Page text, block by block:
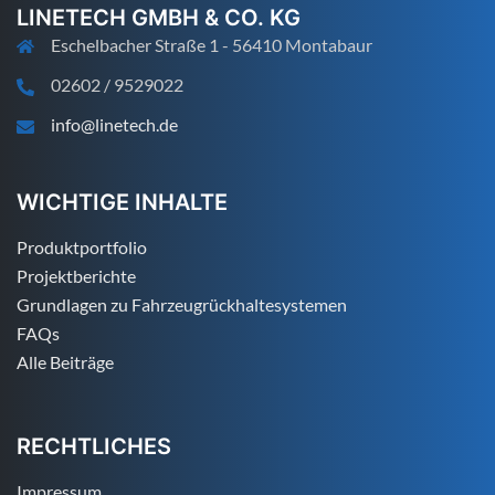
LINETECH GMBH & CO. KG
Eschelbacher Straße 1 - 56410 Montabaur
02602 / 9529022
info@linetech.de
WICHTIGE INHALTE
Produktportfolio
Projektberichte
Grundlagen zu Fahrzeugrückhaltesystemen
FAQs
Alle Beiträge
RECHTLICHES